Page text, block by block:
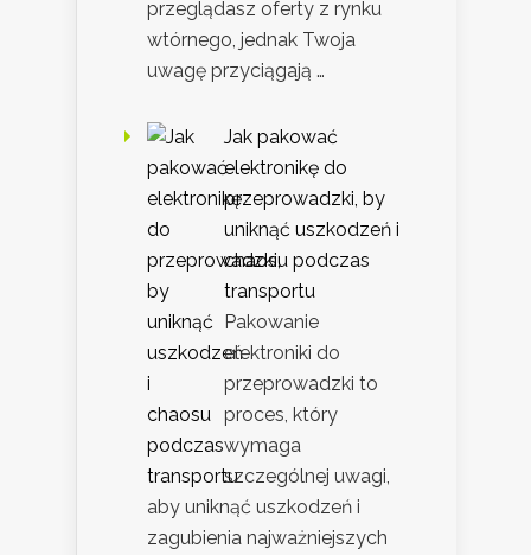
przeglądasz oferty z rynku
wtórnego, jednak Twoja
uwagę przyciągają …
Jak pakować
elektronikę do
przeprowadzki, by
uniknąć uszkodzeń i
chaosu podczas
transportu
Pakowanie
elektroniki do
przeprowadzki to
proces, który
wymaga
szczególnej uwagi,
aby uniknąć uszkodzeń i
zagubienia najważniejszych